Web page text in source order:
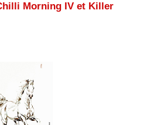
Morning IV et Killer